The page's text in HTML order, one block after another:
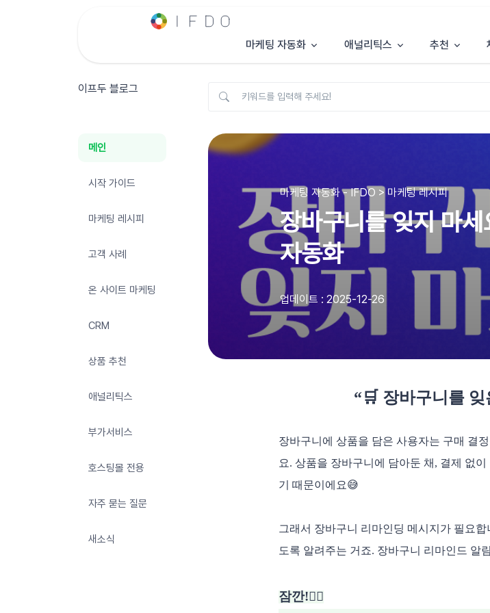
마케팅 자동화 애널리틱스 추천
이프두 블로그
마케팅 자동화 - IFDO > 마케팅 레시피
장바구니를 잊지 마
자동화
업데이트 : 2025-12-26
“🛒 장바구니를
장바구니에 상품을 담은 사용자는 구매 결
요. 상품을 장바구니에 담아둔 채, 결제 없
기 때문이에요😅
그래서 장바구니 리마인딩 메시지가 필요
도록 알려주는 거죠. 장바구니 리마인드 알
잠깐!🖐🏻
메인
시작 가이드
마케팅 레시피
고객 사례
온 사이트 마케팅
CRM
상품 추천
애널리틱스
부가서비스
호스팅몰 전용
자주 묻는 질문
새소식